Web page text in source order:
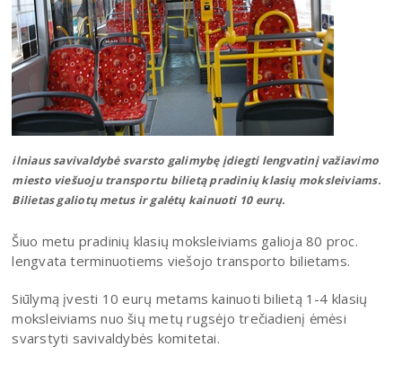
ilniaus savivaldybė svarsto galimybę įdiegti lengvatinį važiavimo
miesto viešuoju transportu bilietą pradinių klasių moksleiviams.
Bilietas galiotų metus ir galėtų kainuoti 10 eurų.
Šiuo metu pradinių klasių moksleiviams galioja 80 proc.
lengvata terminuotiems viešojo transporto bilietams.
Siūlymą įvesti 10 eurų metams kainuoti bilietą 1-4 klasių
moksleiviams nuo šių metų rugsėjo trečiadienį ėmėsi
svarstyti savivaldybės komitetai.